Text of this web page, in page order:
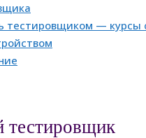
тестировщиком — курсы
тестировщик